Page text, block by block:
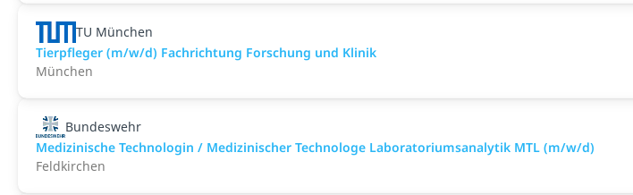
TU München
Tierpfleger (m/w/d) Fachrichtung Forschung und Klinik
München
Bundeswehr
Medizinische Technologin / Medizinischer Technologe Laboratoriumsanalytik MTL (m/w/d)
Feldkirchen